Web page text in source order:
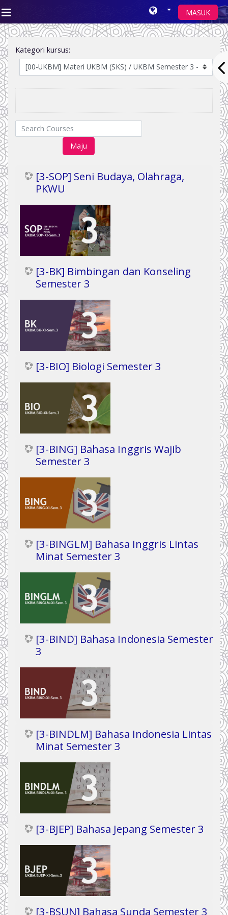
Loncat ke konten utama
Side panel
MASUK
Kategori kursus:
Maju
[3-SOP] Seni Budaya, Olahraga,
PKWU
[3-BK] Bimbingan dan Konseling
Semester 3
[3-BIO] Biologi Semester 3
[3-BING] Bahasa Inggris Wajib
Semester 3
[3-BINGLM] Bahasa Inggris Lintas
Minat Semester 3
[3-BIND] Bahasa Indonesia Semester
3
[3-BINDLM] Bahasa Indonesia Lintas
Minat Semester 3
[3-BJEP] Bahasa Jepang Semester 3
[3-BSUN] Bahasa Sunda Semester 3